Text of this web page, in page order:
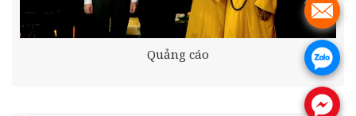
Quảng cáo
.
.
.